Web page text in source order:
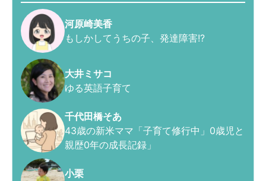
河原崎美香
もしかしてうちの子、発達障害!?
大井ミサコ
ゆる英語子育て
千代田橋そあ
43歳の新米ママ「子育て修行中」0歳児と
親歴0年の成長記録」
小栗